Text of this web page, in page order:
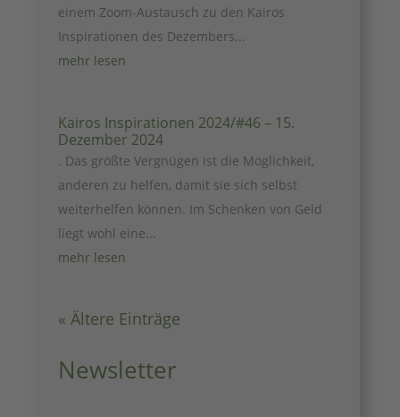
einem Zoom-Austausch zu den Kairos
Inspirationen des Dezembers...
mehr lesen
Kairos Inspirationen 2024/#46 – 15.
Dezember 2024
. Das größte Vergnügen ist die Möglichkeit,
anderen zu helfen, damit sie sich selbst
weiterhelfen können. Im Schenken von Geld
liegt wohl eine...
mehr lesen
« Ältere Einträge
Newsletter